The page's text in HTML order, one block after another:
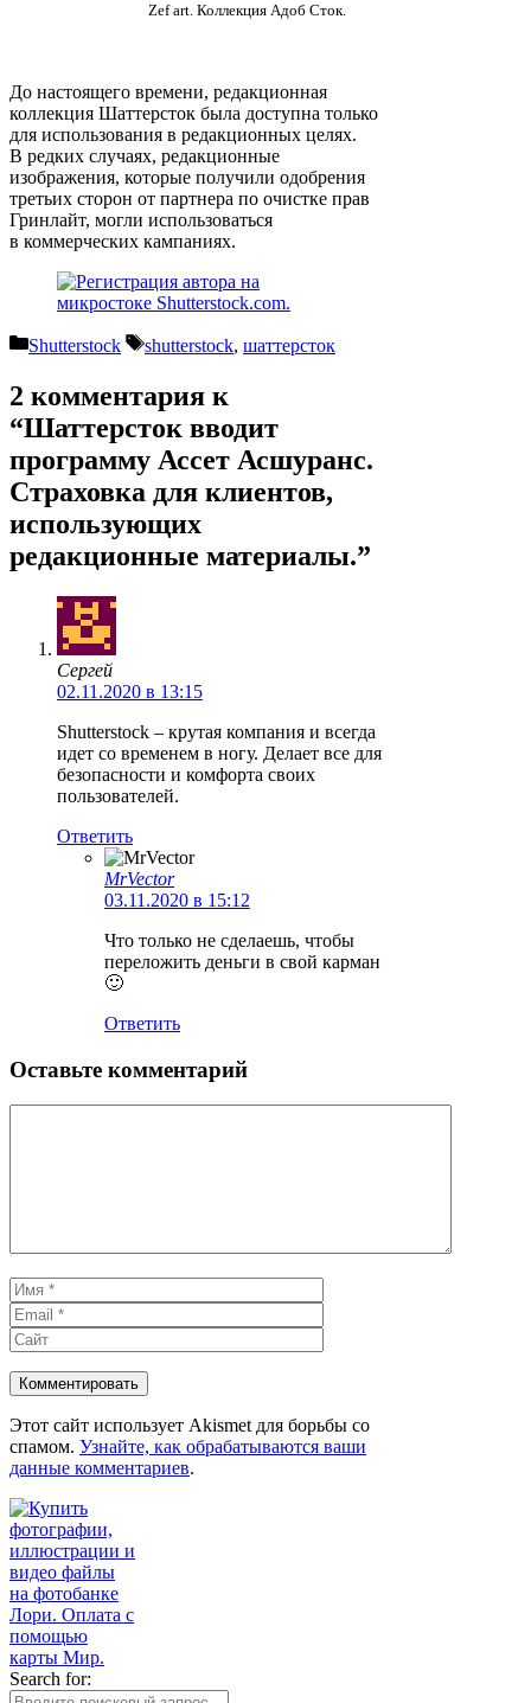
Zef art. Коллекция Адоб Сток.
До настоящего времени, редакционная
коллекция Шаттерсток была доступна только
для использования в редакционных целях.
В редких случаях, редакционные
изображения, которые получили одобрения
третьих сторон от партнера по очистке прав
Гринлайт, могли использоваться
в коммерческих кампаниях.
Рубрики
Shutterstock Метки
shutterstock, шаттерсток
2 комментария к
“Шаттерсток вводит
программу Ассет Асшуранс.
Страховка для клиентов,
использующих
редакционные материалы.”
Сергей
02.11.2020 в 13:15
Shutterstock – крутая компания и всегда
идет со временем в ногу. Делает все для
безопасности и комфорта своих
пользователей.
Ответить
MrVector
03.11.2020 в 15:12
Что только не сделаешь, чтобы
переложить деньги в свой карман
🙂
Ответить
Оставьте комментарий
Имя
Этот сайт использует Akismet для борьбы со
спамом. Узнайте, как обрабатываются ваши
данные комментариев.
Search for: